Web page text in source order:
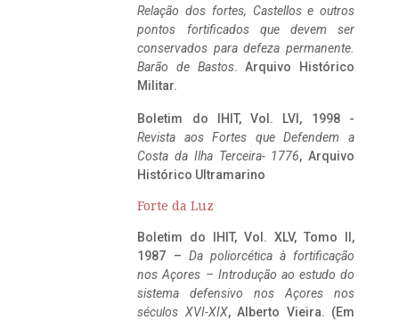
Relação dos fortes, Castellos e outros
pontos fortificados que devem ser
conservados para defeza permanente.
Barão de Bastos. Arquivo Histórico
Militar.
Boletim do IHIT, Vol. LVI, 1998 -
Revista aos Fortes que Defendem a
Costa da Ilha Terceira- 1776, Arquivo
Histórico Ultramarino
Forte da Luz
Boletim do IHIT, Vol. XLV, Tomo II,
1987 – Da poliorcética à fortificação
nos Açores – Introdução ao estudo do
sistema defensivo nos Açores nos
séculos XVI-XIX, Alberto Vieira. (Em